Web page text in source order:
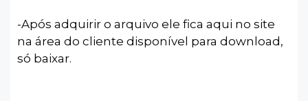
-Após adquirir o arquivo ele fica aqui no site
na área do cliente disponível para download,
só baixar.